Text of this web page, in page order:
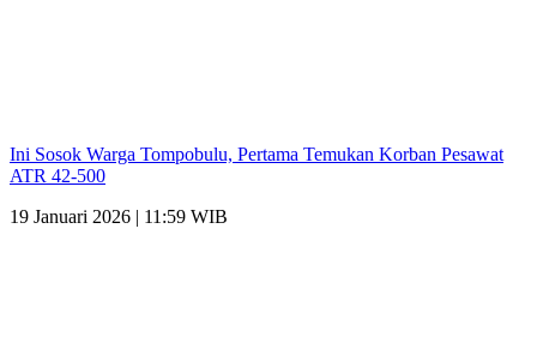
Ini Sosok Warga Tompobulu, Pertama Temukan Korban Pesawat
ATR 42-500
19 Januari 2026 | 11:59 WIB